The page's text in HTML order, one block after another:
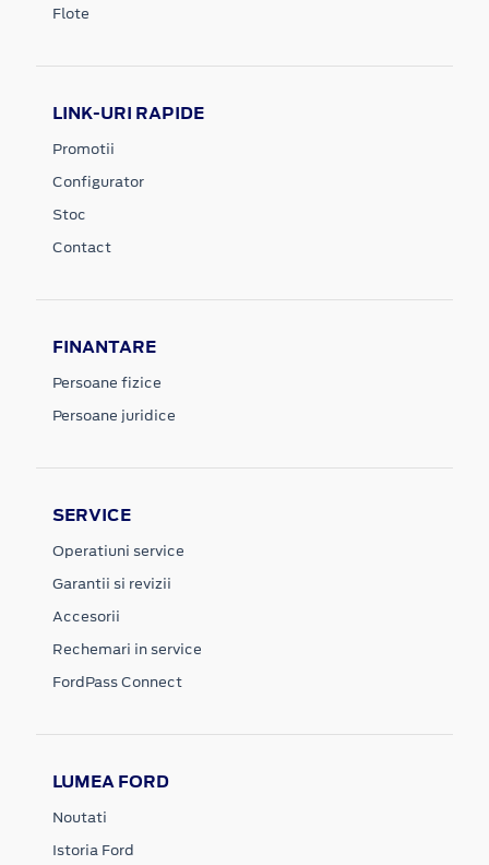
Flote
LINK-URI RAPIDE
Promotii
Configurator
Stoc
Contact
FINANTARE
Persoane fizice
Persoane juridice
SERVICE
Operatiuni service
Garantii si revizii
Accesorii
Rechemari in service
FordPass Connect
LUMEA FORD
Noutati
Istoria Ford